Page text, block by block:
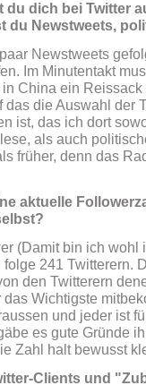
du dich bei Twitter
du Newstweets,
Newstweets
Im Minutentakt
in China ein
das die Auswahl der
ist, das ich dort
als auch
früher, denn das
aktuelle
(Damit bin ich wohl
folge 241 Twitterern.
den Twitterern
das Wichtigste
und jeder ist
es gute Gründe
Zahl halt bewusst
Clients und